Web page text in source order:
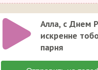
Алла, с Днем
искренне
парня